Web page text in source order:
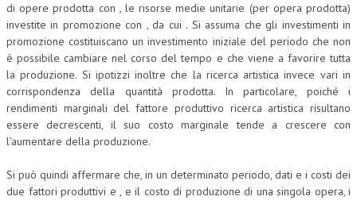
di opere prodotta con , le risorse medie unitarie (per opera prodotta)
investite in promozione con , da cui . Si assuma che gli investimenti in
promozione costituiscano un investimento iniziale del periodo che non
è possibile cambiare nel corso del tempo e che viene a favorire tutta
la produzione. Si ipotizzi inoltre che la ricerca artistica invece vari in
corrispondenza della quantità prodotta. In particolare, poiché i
rendimenti marginali del fattore produttivo ricerca artistica risultano
essere decrescenti, il suo costo marginale tende a crescere con
l’aumentare della produzione.
Si può quindi affermare che, in un determinato periodo, dati e i costi dei
due fattori produttivi e , e il costo di produzione di una singola opera, i